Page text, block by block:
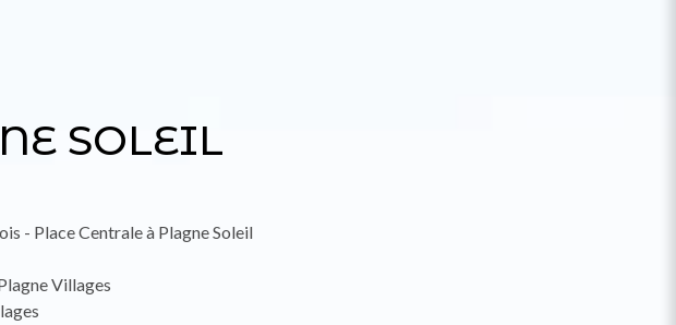
SOLEIL
- Place Centrale à Plagne Soleil
Villages